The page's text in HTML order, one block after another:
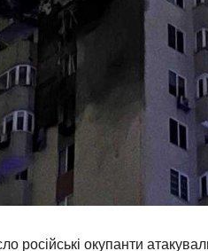
російські окупанти